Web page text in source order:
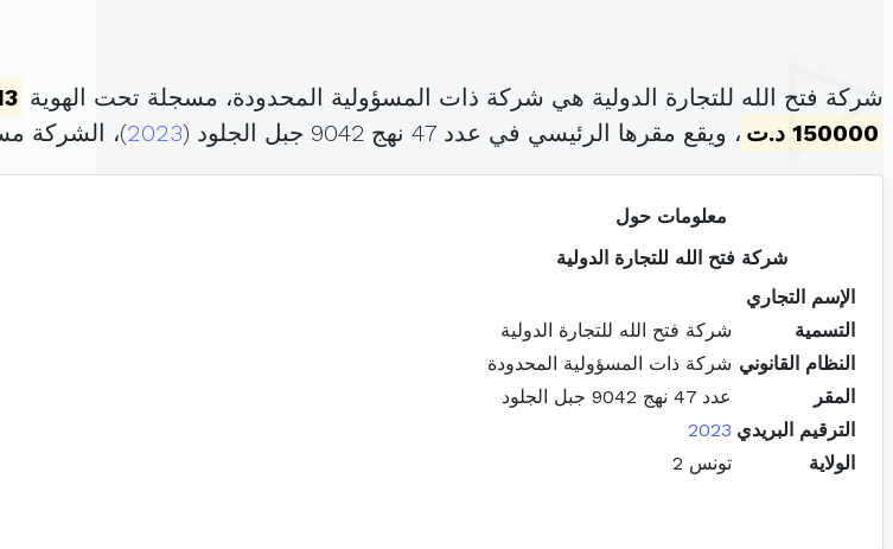
شركة فتح الله للتجارة الدولية هي شركة ذات المسؤولية المحدودة، مسجلة تحت الهوية
150000 د.ت
، ويقع مقرها الرئيسي في عدد 47 نهج 9042 جبل الجلود ( 2023)، الشركة
معلومات حول
شركة فتح الله للتجارة الدولية
الإسم التجاري
التسمية
شركة فتح الله للتجارة الدولية
النظام القانوني شركة ذات المسؤولية المحدودة
المقر
عدد 47 نهج 9042 جبل الجلود
الترقيم البريدي 2023
الولاية
تونس 2